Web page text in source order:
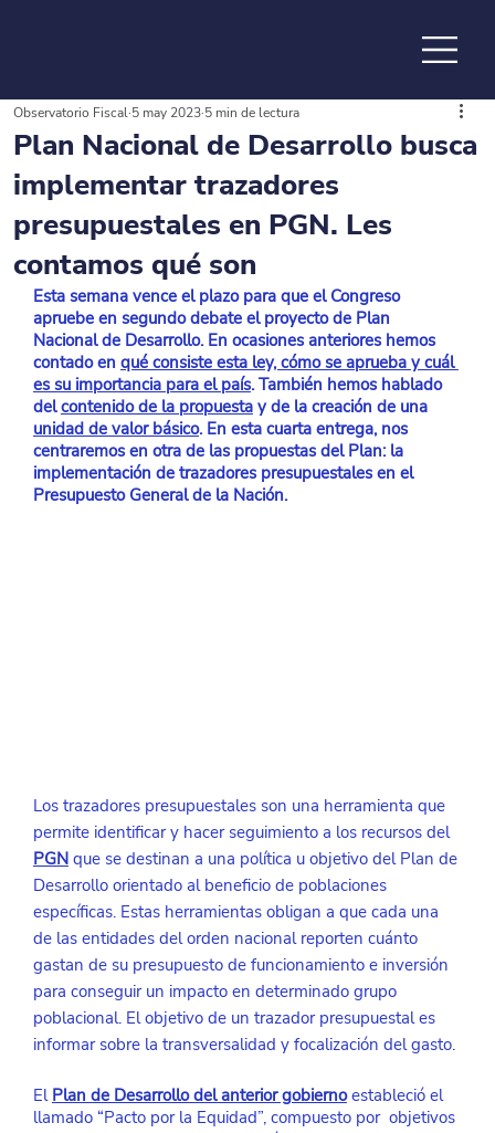
de la
Plan Nacional de Desarrollo busca
implementar trazadores
presupuestales en PGN. Les
contamos qué son
Observatorio Fiscal 5 may 2023 5 min de lectura
Esta semana vence el plazo para que el Congreso
apruebe en segundo debate el proyecto de Plan
Nacional de Desarrollo. En ocasiones anteriores hemos
contado en qué consiste esta ley, cómo se aprueba y cuál
es su importancia para el país. También hemos hablado
del contenido de la propuesta y de la creación de una
unidad de valor básico. En esta cuarta entrega, nos
centraremos en otra de las propuestas del Plan: la
implementación de trazadores presupuestales en el
Presupuesto General de la Nación.
Los trazadores presupuestales son una herramienta que
permite identificar y hacer seguimiento a los recursos del
PGN que se destinan a una política u objetivo del Plan de
Desarrollo orientado al beneficio de poblaciones
específicas. Estas herramientas obligan a que cada una
de las entidades del orden nacional reporten cuánto
gastan de su presupuesto de funcionamiento e inversión
para conseguir un impacto en determinado grupo
poblacional. El objetivo de un trazador presupuestal es
informar sobre la transversalidad y focalización del gasto.
El Plan de Desarrollo del anterior gobierno estableció el
llamado “Pacto por la Equidad”, compuesto por  objetivos